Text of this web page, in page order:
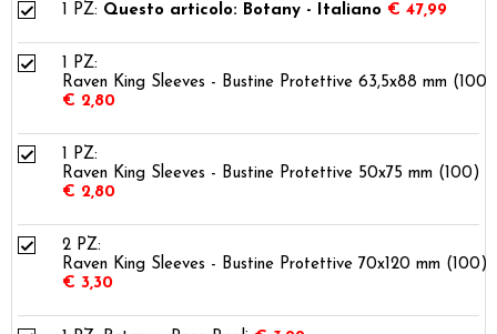
1 PZ: Questo articolo: Botany - Italiano € 47,99
1 PZ:
Raven King Sleeves - Bustine Protettive 63,5x88 mm (100)
€ 2,80
1 PZ:
Raven King Sleeves - Bustine Protettive 50x75 mm (100)
€ 2,80
2 PZ:
Raven King Sleeves - Bustine Protettive 70x120 mm (100)
€ 3,30